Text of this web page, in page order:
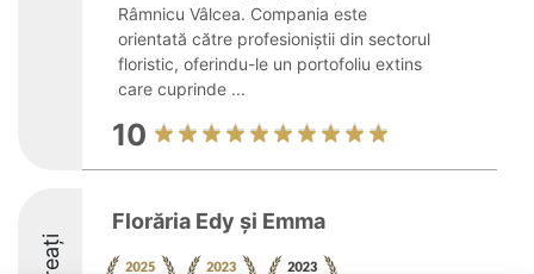
Râmnicu Vâlcea. Compania este
orientată către profesioniștii din sectorul
floristic, oferindu-le un portofoliu extins
care cuprinde ...
10
Florăria Edy și Emma